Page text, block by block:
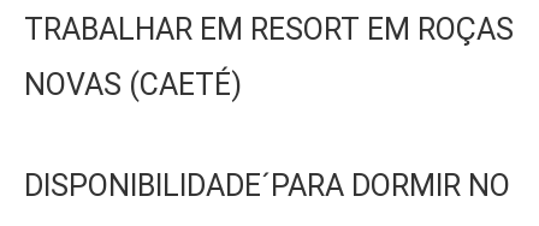
TRABALHAR EM RESORT EM ROÇAS
NOVAS (CAETÉ)
DISPONIBILIDADE´PARA DORMIR NO